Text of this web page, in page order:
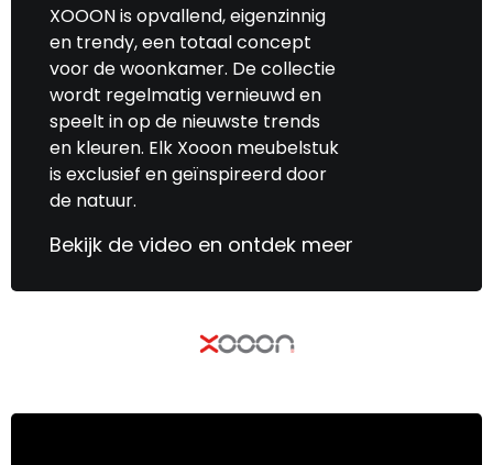
XOOON is opvallend, eigenzinnig
en trendy, een totaal concept
voor de woonkamer. De collectie
wordt regelmatig vernieuwd en
speelt in op de nieuwste trends
en kleuren. Elk Xooon meubelstuk
is exclusief en geïnspireerd door
de natuur.
Bekijk de video en ontdek meer